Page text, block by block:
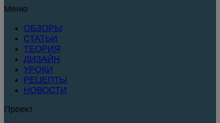
Меню
ОБЗОРЫ
СТАТЬИ
ТЕОРИЯ
ДИЗАЙН
УРОКИ
РЕЦЕПТЫ
НОВОСТИ
Проект